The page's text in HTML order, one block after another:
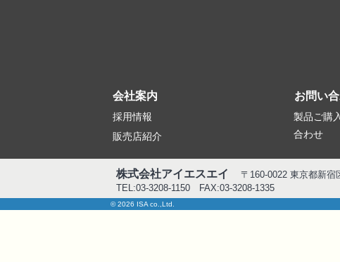
会社案内
採用情報
販売店紹介
お問い
製品ご購
合わせ
株式会社アイエスエイ
〒160-0022 東京都新宿
TEL:03-3208-1150 FAX:03-3208-1335
© 2026 ISA co.,Ltd.